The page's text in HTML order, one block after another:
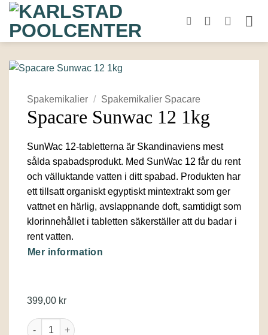
Skip
content
Spakemikalier / Spakemikalier Spacare
Spacare Sunwac 12 1kg
SunWac 12-tabletterna är Skandinaviens mest
sålda spabadsprodukt. Med SunWac 12 får du rent
och välluktande vatten i ditt spabad. Produkten har
ett tillsatt organiskt egyptiskt mintextrakt som ger
vattnet en härlig, avslappnande doft, samtidigt som
klorinnehållet i tabletten säkerställer att du badar i
rent vatten.
Mer information
399,00 kr
Spacare Sunwac 12 1kg mängd